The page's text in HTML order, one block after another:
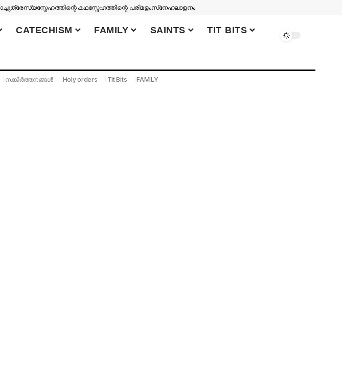
സ്നേഹത്തിന്റെ കഥസ്നേഹത്തിന്റെ പരിമളംസ്‌നേഹലാളനം
CATECHISM FAMILY SAINTS TIT BITS
സങ്കീർത്തനങ്ങൾ Holy orders Tit Bits FAMILY